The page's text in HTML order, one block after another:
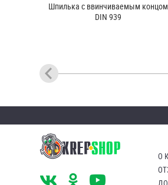
Шпилька c ввинчиваемым концом
DIN 939
Шпилька с левой и правой резьбой
О